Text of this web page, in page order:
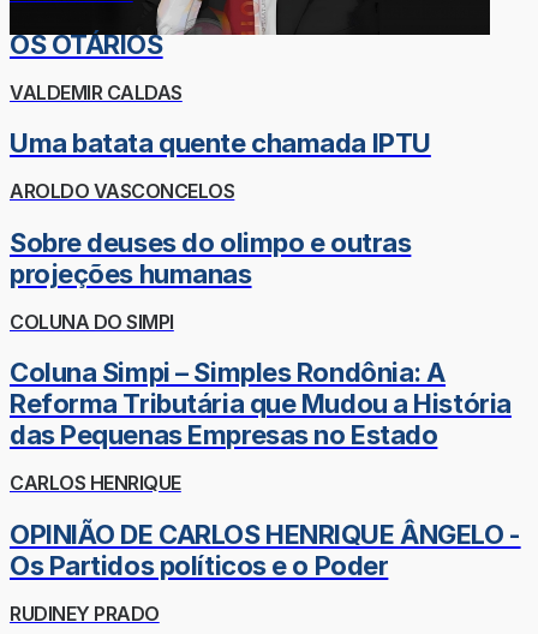
OS OTÁRIOS
VALDEMIR CALDAS
Uma batata quente chamada IPTU
AROLDO VASCONCELOS
Sobre deuses do olimpo e outras
projeções humanas
COLUNA DO SIMPI
Coluna Simpi – Simples Rondônia: A
Reforma Tributária que Mudou a História
das Pequenas Empresas no Estado
CARLOS HENRIQUE
OPINIÃO DE CARLOS HENRIQUE ÂNGELO -
Os Partidos políticos e o Poder
RUDINEY PRADO